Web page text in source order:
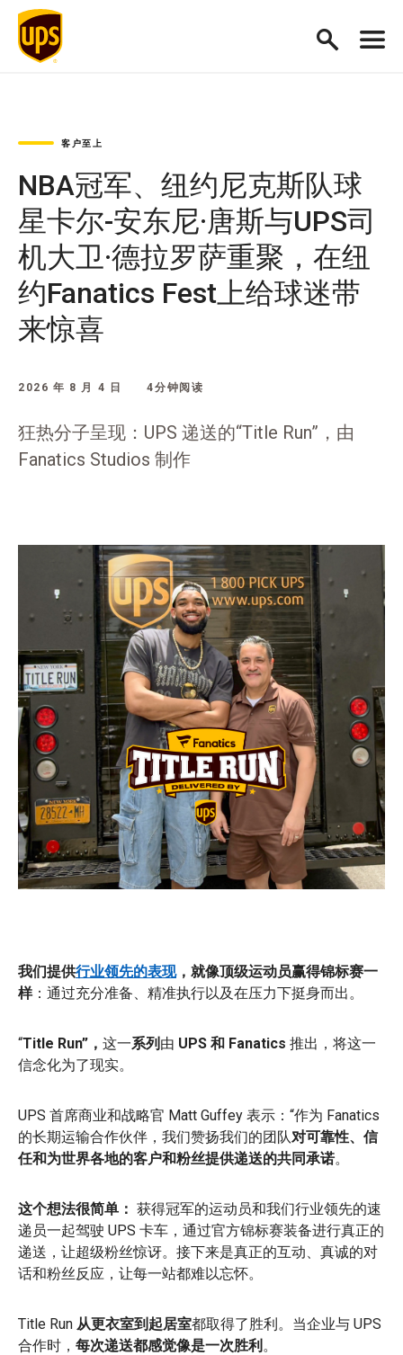
客户至上
NBA冠军、纽约尼克斯队球
星卡尔-安东尼·唐斯与UPS司
机大卫·德拉罗萨重聚，在纽
约Fanatics Fest上给球迷带
来惊喜
2026 年 8 月 4 日 4分钟阅读
狂热分子呈现：UPS 递送的“Title Run”，由
Fanatics Studios 制作
我们提供行业领先的表现，就像顶级运动员赢得锦标赛一
样：通过充分准备、精准执行以及在压力下挺身而出。
“Title Run”， 这一系列 由 UPS 和 Fanatics 推出，将这一
信念化为了现实。
UPS 首席商业和战略官 Matt Guffey 表示：“作为 Fanatics
的长期运输合作伙伴，我们赞扬我们的团队对可靠性、信
任和为世界各地的客户和粉丝提供递送的共同承诺。
这个想法很简单： 获得冠军的运动员和我们行业领先的速
递员一起驾驶 UPS 卡车，通过官方锦标赛装备进行真正的
递送，让超级粉丝惊讶。接下来是真正的互动、真诚的对
话和粉丝反应，让每一站都难以忘怀。
Title Run 从更衣室到起居室都取得了胜利。当企业与 UPS
合作时， 每次递送都感觉像是一次胜利 。